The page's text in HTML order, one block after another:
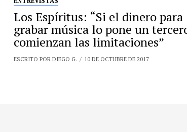
Los Espíritus: “Si el dinero para
grabar música lo pone un
comienzan las limitaciones”
ESCRITO POR DIEGO G. 10 DE OCTUBRE DE 2017